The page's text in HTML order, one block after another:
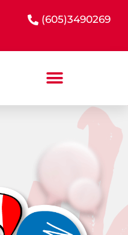
(605)3490269